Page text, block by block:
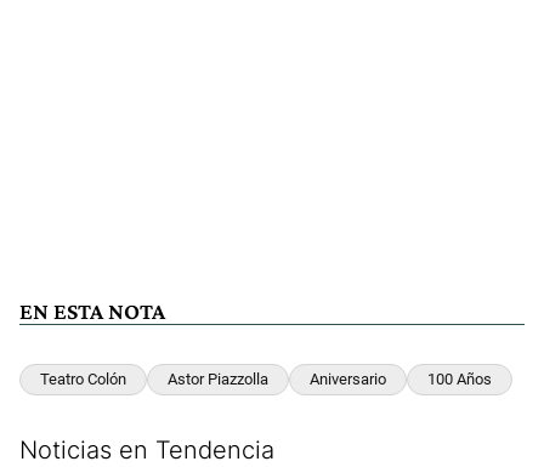
EN ESTA NOTA
Teatro Colón Astor Piazzolla Aniversario 100 Años
Noticias en Tendencia